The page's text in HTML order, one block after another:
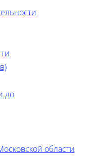
до
области